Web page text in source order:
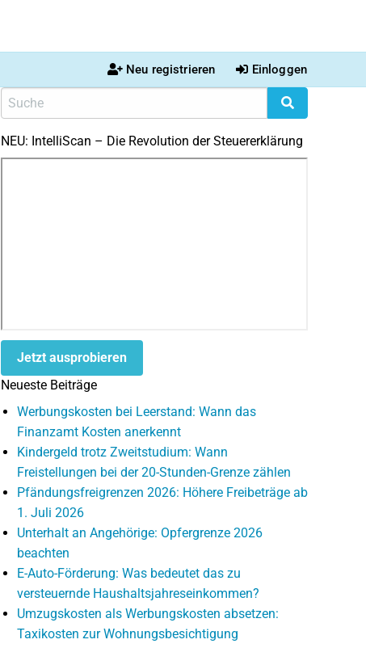
Neu registrieren Einloggen
NEU: IntelliScan – Die Revolution der Steuererklärung
Jetzt ausprobieren
Neueste Beiträge
Werbungskosten bei Leerstand: Wann das
Finanzamt Kosten anerkennt
Kindergeld trotz Zweitstudium: Wann
Freistellungen bei der 20-Stunden-Grenze zählen
Pfändungsfreigrenzen 2026: Höhere Freibeträge ab
1. Juli 2026
Unterhalt an Angehörige: Opfergrenze 2026
beachten
E-Auto-Förderung: Was bedeutet das zu
versteuernde Haushaltsjahreseinkommen?
Umzugskosten als Werbungskosten absetzen:
Taxikosten zur Wohnungsbesichtigung